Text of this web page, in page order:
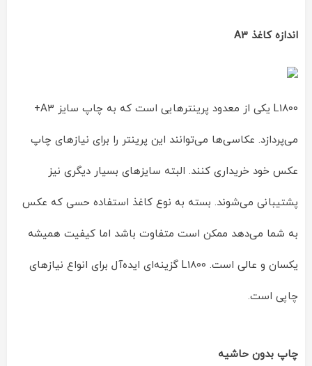
اندازه کاغذ A3
L1800 یکی از معدود پرینترهایی است که به چاپ سایز A3+
می‌پردازد. عکاسی‌ها می‌توانند این پرینتر را برای نیازهای چاپ
عکس خود خریداری کنند. البته سایزهای بسیار دیگری نیز
پشتیبانی می‌شوند. بسته به نوع کاغذ استفاده حسی که عکس
به شما می‌دهد ممکن است متفاوت باشد اما کیفیت همیشه
یکسان و عالی است. L1800 گزینه‌ای ایده‌آل برای انواع نیازهای
چاپی است.
چاپ بدون حاشیه